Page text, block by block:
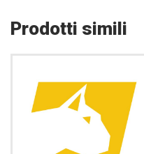
Prodotti simili